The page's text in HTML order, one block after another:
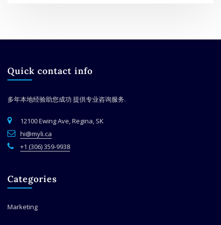
Quick contact info
多年本地经验助您成功 提供专业咨询服务.
12100 Ewing Ave, Regina, SK
hi@myli.ca
+1 (306) 359-9938
Categories
Marketing